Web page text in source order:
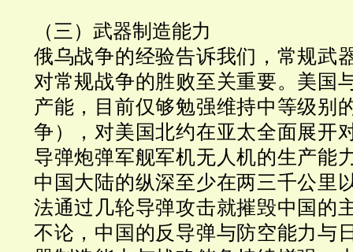
（三）武器制造能力
俄乌战争的经验告诉我们，常规武
对常规战争的胜败至关重要。美国
产能，目前仅够勉强维持中等级别
争），对美国北约在亚太全面展开
导弹炮弹军舰军机无人机的生产能
中国大陆的纵深至少在两三千公里
法通过几轮导弹攻击就摧毁中国的
不论，中国的反导弹与防空能力与